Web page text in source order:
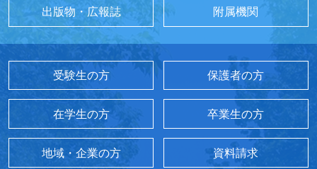
出版物・広報誌 附属機関
受験生の方 保護者の方
在学生の方 卒業生の方
地域・企業の方 資料請求